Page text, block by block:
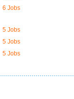
6 Jobs
5 Jobs
5 Jobs
5 Jobs